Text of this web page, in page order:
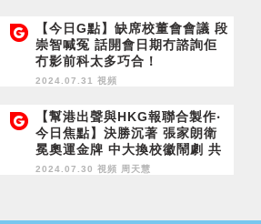
【今日G點】缺席校董會會議 段
崇智喊冤 話開會日期冇諮詢佢
冇影前科太多巧合！
2024.07.31 視頻
【幫港出聲與HKG報聯合製作‧
今日焦點】決勝沉著 張家朗衛
冕奧運金牌 中大換校徽鬧劇 共
燒460萬公帑 拉布礙查 巧合出
2024.07.30 視頻 周天慧